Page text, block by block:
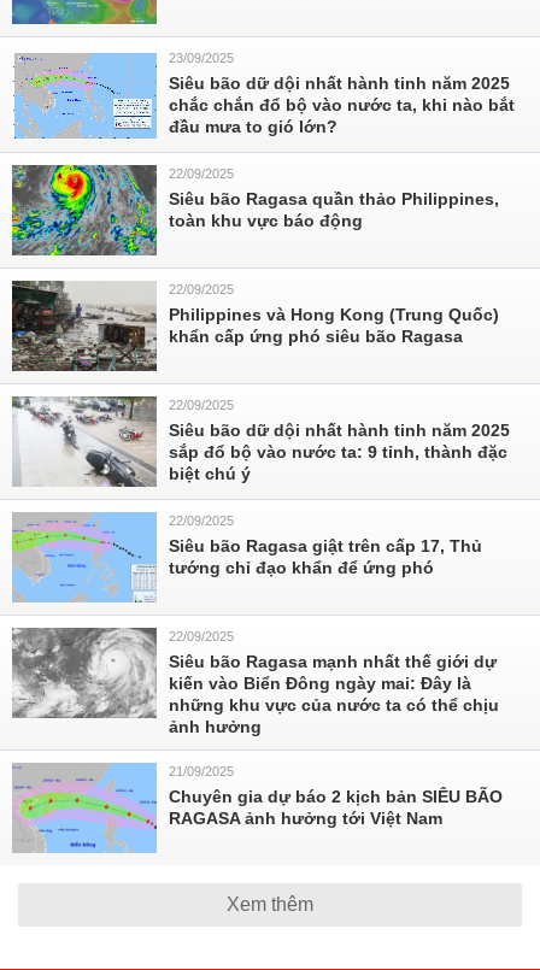
23/09/2025
Siêu bão dữ dội nhất hành tinh năm 2025
chắc chắn đổ bộ vào nước ta, khi nào bắt
đầu mưa to gió lớn?
22/09/2025
Siêu bão Ragasa quần thảo Philippines,
toàn khu vực báo động
22/09/2025
Philippines và Hong Kong (Trung Quốc)
khẩn cấp ứng phó siêu bão Ragasa
22/09/2025
Siêu bão dữ dội nhất hành tinh năm 2025
sắp đổ bộ vào nước ta: 9 tỉnh, thành đặc
biệt chú ý
22/09/2025
Siêu bão Ragasa giật trên cấp 17, Thủ
tướng chỉ đạo khẩn để ứng phó
22/09/2025
Siêu bão Ragasa mạnh nhất thế giới dự
kiến vào Biển Đông ngày mai: Đây là
những khu vực của nước ta có thể chịu
ảnh hưởng
21/09/2025
Chuyên gia dự báo 2 kịch bản SIÊU BÃO
RAGASA ảnh hưởng tới Việt Nam
Xem thêm